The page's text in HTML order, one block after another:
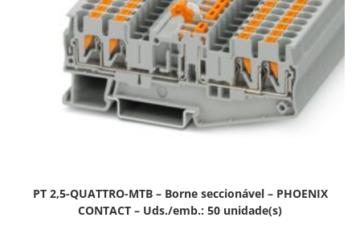
PT 2,5-QUATTRO-MTB – Borne seccionável – PHOENIX
CONTACT – Uds./emb.: 50 unidade(s)